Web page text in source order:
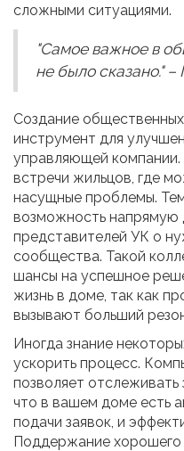
сложными ситуациями.
"Самое важное в
не было сказано."
Создание
инструмент для
управляющей компании.
встречи жильцов, где
насущные проблемы.
возможность напрямую
представителей УК о
сообщества. Такой
шансы на успешное
жизнь в доме, так как
вызывают больший
Иногда знание
ускорить процесс.
позволяет отслеживать
что в вашем доме есть
подачи заявок, и
Поддержание хорошего